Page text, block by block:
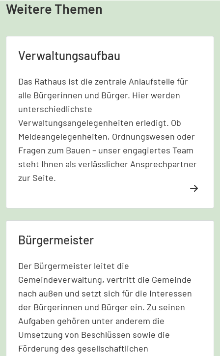
Weitere Themen
Verwaltungsaufbau
Das Rathaus ist die zentrale Anlaufstelle für
alle Bürgerinnen und Bürger. Hier werden
unterschiedlichste
Verwaltungsangelegenheiten erledigt. Ob
Meldeangelegenheiten, Ordnungswesen oder
Fragen zum Bauen – unser engagiertes Team
steht Ihnen als verlässlicher Ansprechpartner
zur Seite.
Bürgermeister
Der Bürgermeister leitet die
Gemeindeverwaltung, vertritt die Gemeinde
nach außen und setzt sich für die Interessen
der Bürgerinnen und Bürger ein. Zu seinen
Aufgaben gehören unter anderem die
Umsetzung von Beschlüssen sowie die
Förderung des gesellschaftlichen